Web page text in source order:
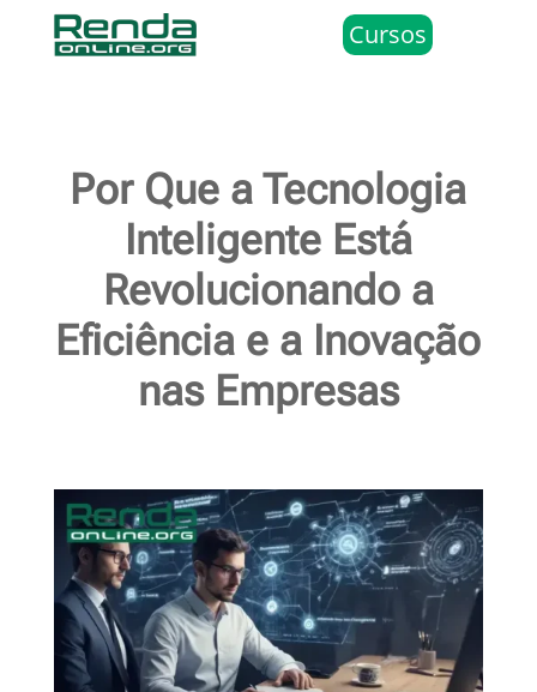
Cursos
Por Que a Tecnologia
Inteligente Está
Revolucionando a
Eficiência e a Inovação
nas Empresas